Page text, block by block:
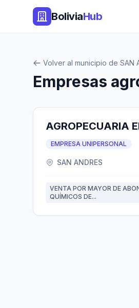
BoliviaHub
Volver al municipio de SAN
Empresas
AGROPECUARIA
EMPRESA UNIPERSONAL
SAN ANDRES
VENTA POR MAYOR DE
QUÍMICOS DE...